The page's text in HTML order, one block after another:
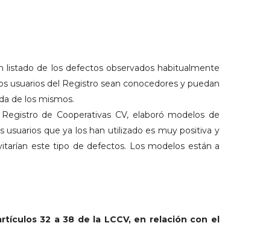
listado de los defectos observados habitualmente
usuarios del Registro sean conocedores y puedan
de los mismos.
de Cooperativas CV, elaboró modelos de
que ya los han utilizado es muy positiva y
este tipo de defectos. Los modelos están a
32 a 38 de la LCCV, en relación con el